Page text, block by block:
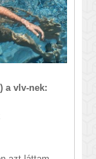
a vlv-nek: